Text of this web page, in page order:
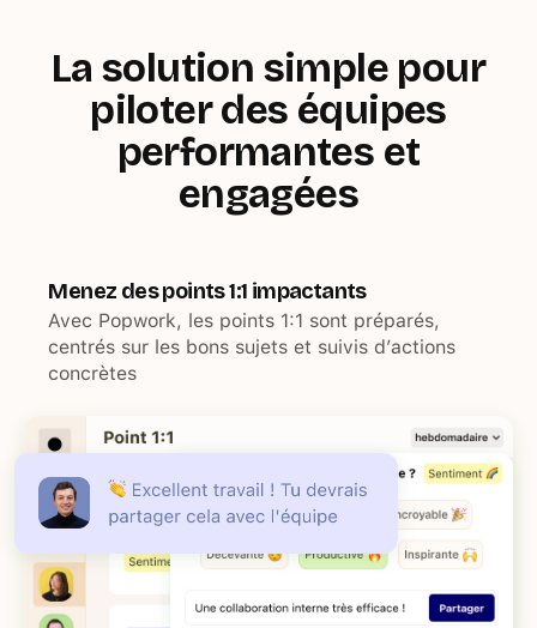
La solution simple pour
piloter des équipes
performantes et
engagées
Menez des points 1:1 impactants
Avec Popwork, les points 1:1 sont préparés,
centrés sur les bons sujets et suivis d’actions
concrètes